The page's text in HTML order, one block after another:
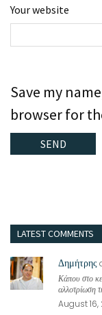
Your website
Save my
browser for
LATEST COMMENTS
Δημήτρης
Κάπου στο
αλλοτρίωση
August 16,